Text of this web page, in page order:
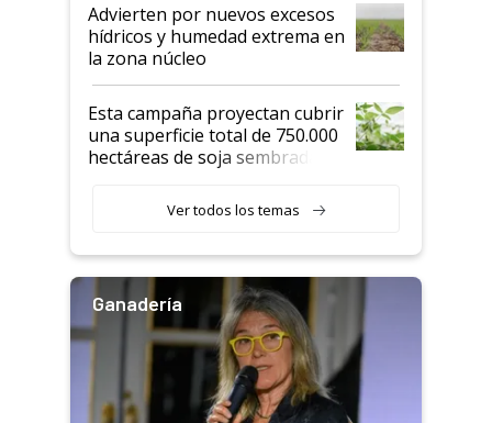
Advierten por nuevos excesos
hídricos y humedad extrema en
la zona núcleo
Esta campaña proyectan cubrir
una superficie total de 750.000
hectáreas de soja sembradas
variedades que marcan un
salto tecnológico en genética y
Ver todos los temas
Ganadería